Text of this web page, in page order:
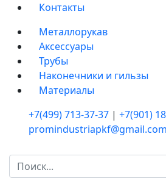
Контакты
Металлорукав
Аксессуары
Трубы
Наконечники и гильзы
Материалы
+7(499) 713-37-37 | +7(901)
promindustriapkf@gmail.com
Искать...